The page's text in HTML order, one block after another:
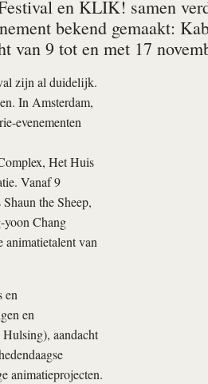
en KLIK! samen
bekend gemaakt:
van 9 tot en met 17
zijn al duidelijk.
In Amsterdam,
evenementen
Het Huis
Vanaf 9
the Sheep,
Chang
animatietalent van
en
en
aandacht
animatieprojecten.